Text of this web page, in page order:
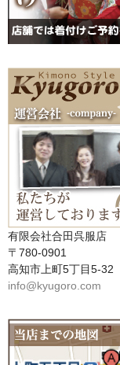
有限会社合田呉服店
〒780-0901
高知市上町5丁目5-32
info@kyugoro.com